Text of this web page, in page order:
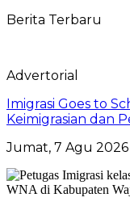
Berita Terbaru
Advertorial
Imigrasi Goes to
Keimigrasian dan
Jumat, 7 Agu 2026